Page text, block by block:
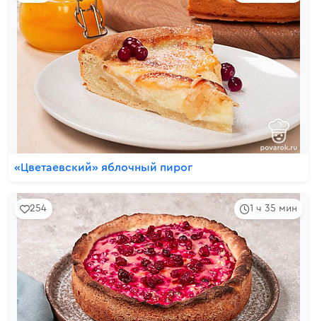
«Цветаевский» яблочный пирог
1 ч 35 мин
254